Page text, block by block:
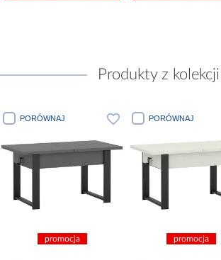
Produkty z kolekcji
PORÓWNAJ
promocja
PORÓWNAJ
promocja